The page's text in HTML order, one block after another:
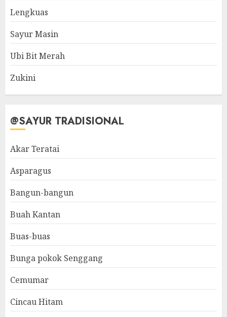
Lengkuas
Sayur Masin
Ubi Bit Merah
Zukini
@SAYUR TRADISIONAL
Akar Teratai
Asparagus
Bangun-bangun
Buah Kantan
Buas-buas
Bunga pokok Senggang
Cemumar
Cincau Hitam